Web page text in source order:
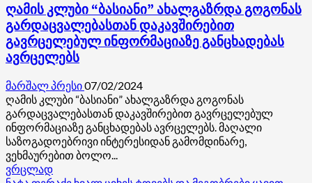
მომღერალმა
მიიღო
გადაწყვეტილება,
რომ
გააუქმოს
ჩვენი
დუეტის
ლიცენზია,
ანუ
მოითხოვეს
სიმღერის
აღება,
მიზეზად
ღამის კლუბი “ბასიანი” ახალგაზრდა გოგონას
გარდაცვალებასთან დაკავშირებით
გავრცელებულ ინფორმაციაზე განცხადებას
ავრცელებს
მარშალ პრესი07/02/2024
ღამის კლუბი “ბასიანი” ახალგაზრდა გოგონას
გარდაცვალებასთან დაკავშირებით გავრცელებულ
ინფორმაციაზე განცხადებას ავრცელებს. მაღალი
საზოგადოებრივი ინტერესიდან გამომდინარე,
ვეხმაურებით ბოლო...
ვრცლადRead